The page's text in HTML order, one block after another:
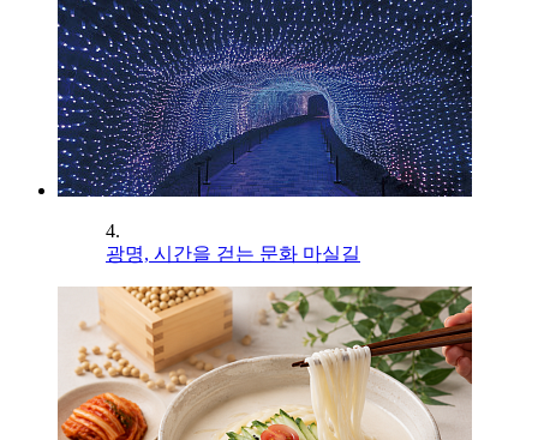
4.
광명, 시간을 걷는 문화 마실길